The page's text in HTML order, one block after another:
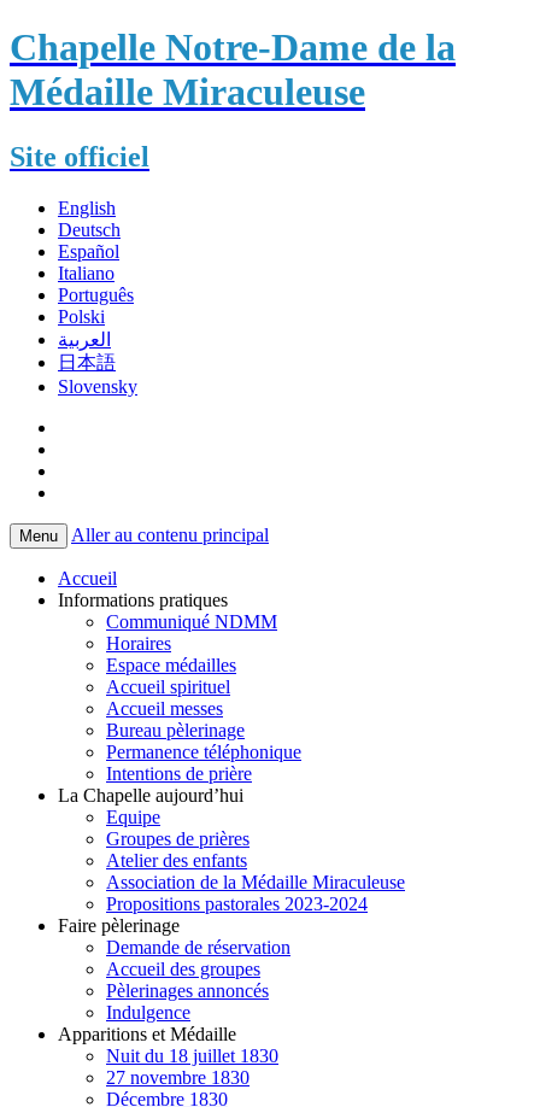
Chapelle Notre-Dame de la
Médaille Miraculeuse
Site officiel
English
Deutsch
Español
Italiano
Português
Polski
العربية
日本語
Slovensky
Menu Aller au contenu principal
Accueil
Informations pratiques
Communiqué NDMM
Horaires
Espace médailles
Accueil spirituel
Accueil messes
Bureau pèlerinage
Permanence téléphonique
Intentions de prière
La Chapelle aujourd’hui
Equipe
Groupes de prières
Atelier des enfants
Association de la Médaille Miraculeuse
Propositions pastorales 2023-2024
Faire pèlerinage
Demande de réservation
Accueil des groupes
Pèlerinages annoncés
Indulgence
Apparitions et Médaille
Nuit du 18 juillet 1830
27 novembre 1830
Décembre 1830